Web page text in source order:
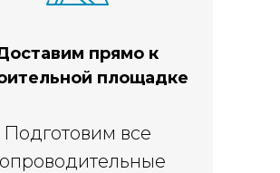
прямо к
площадке
Подготовим все